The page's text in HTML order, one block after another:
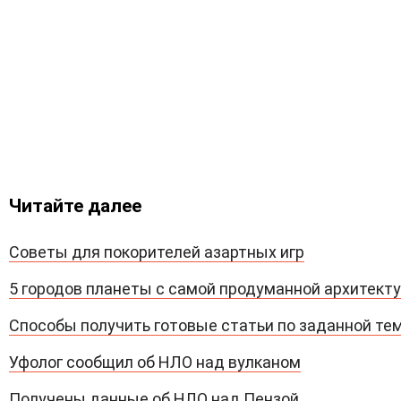
Читайте далее
Советы для покорителей азартных игр
5 городов планеты с самой продуманной
Способы получить готовые статьи по заданной
Уфолог сообщил об НЛО над вулканом